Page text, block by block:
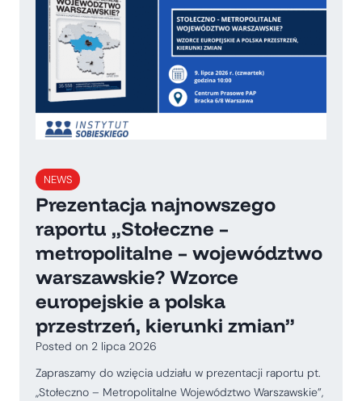
NEWS
Prezentacja najnowszego
raportu „Stołeczne –
metropolitalne – województwo
warszawskie? Wzorce
europejskie a polska
przestrzeń, kierunki zmian”
Posted on 2 lipca 2026
Zapraszamy do wzięcia udziału w prezentacji raportu pt.
,,Stołeczno – Metropolitalne Województwo Warszawskie”,